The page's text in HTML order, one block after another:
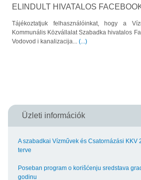
ELINDULT HIVATALOS
Tájékoztatjuk felhasználóinkat, hogy a
Kommunális Közvállalat Szabadka hivatalos
Vodovod i kanalizacija... (...)
Üzleti információk
A szabadkai Vízművek és Csatornázási KKV
terve
Poseban program o korišćenju sredstava
godinu